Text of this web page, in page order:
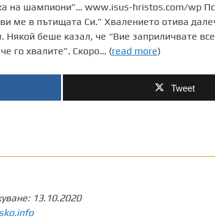
на шампиони”… www.isus-hristos.com/wp
ме в пътищата Си.” Хвалението отива
Някой беше казал, че “Вие заприличвате
го хвалите”. Скоро… (read more)
Tweet
13.10.2020